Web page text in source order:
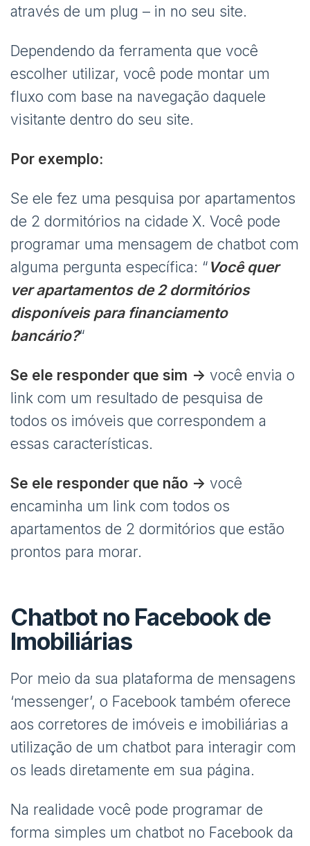
através de um plug – in no seu site.
Dependendo da ferramenta que você
escolher utilizar, você pode montar um
fluxo com base na navegação daquele
visitante dentro do seu site.
Por exemplo:
Se ele fez uma pesquisa por apartamentos
de 2 dormitórios na cidade X. Você pode
programar uma mensagem de chatbot com
alguma pergunta específica: “ Você quer
ver apartamentos de 2 dormitórios
disponíveis para financiamento
bancário?“
Se ele responder que sim -> você envia o
link com um resultado de pesquisa de
todos os imóveis que correspondem a
essas características.
Se ele responder que não -> você
encaminha um link com todos os
apartamentos de 2 dormitórios que estão
prontos para morar.
Chatbot no Facebook de
Imobiliárias
Por meio da sua plataforma de mensagens
‘messenger’, o Facebook também oferece
aos corretores de imóveis e imobiliárias a
utilização de um chatbot para interagir com
os leads diretamente em sua página.
Na realidade você pode programar de
forma simples um chatbot no Facebook da